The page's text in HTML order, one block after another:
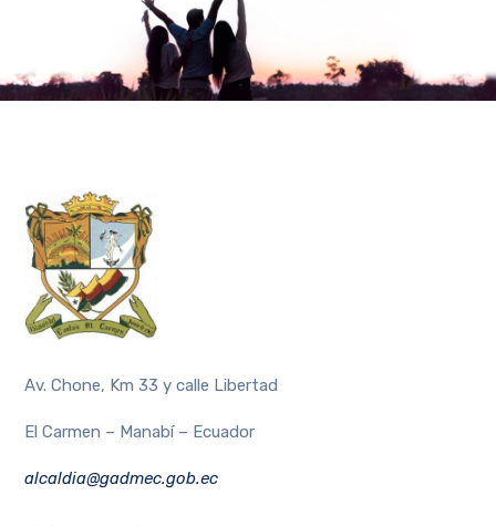
Av. Chone, Km 33 y calle Libertad
El Carmen – Manabí – Ecuador
alcaldia@gadmec.gob.ec